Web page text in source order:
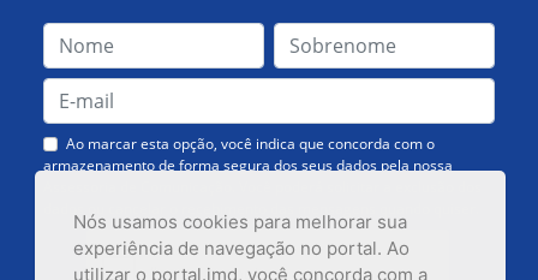
Nós usamos cookies para melhorar sua
experiência de navegação no portal. Ao
utilizar o portal.imd, você concorda com a
Ao marcar esta opção, você indica que concorda com o
armazenamento de forma segura dos seus dados pela nossa